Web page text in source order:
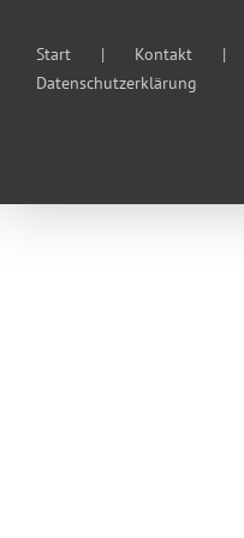
Start Kontakt
Datenschutzerklärung